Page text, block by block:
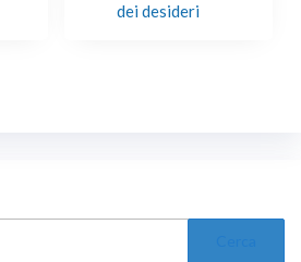
dei desideri